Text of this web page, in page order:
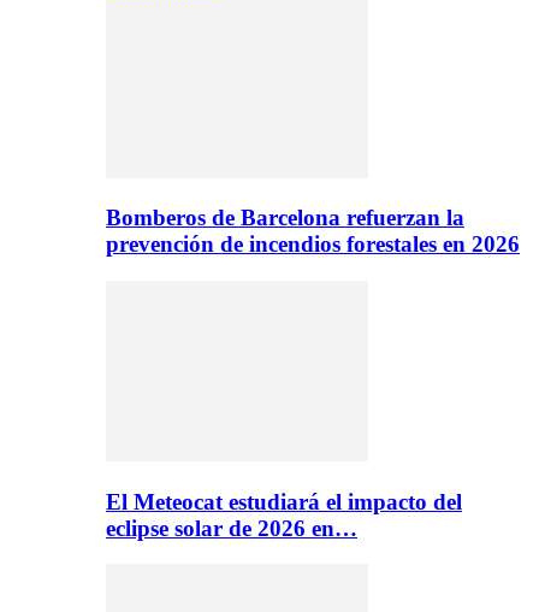
Bomberos de Barcelona refuerzan la
prevención de incendios forestales en 2026
El Meteocat estudiará el impacto del
eclipse solar de 2026 en…